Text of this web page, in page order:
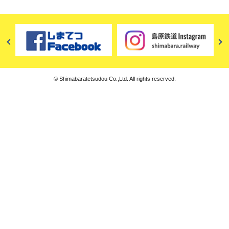
© Shimabaratetsudou Co.,Ltd. All rights reserved.